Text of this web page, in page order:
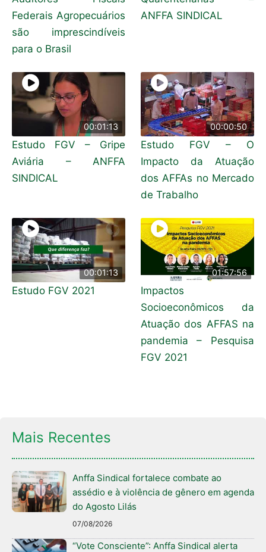
Federais Agropecuários
são imprescindíveis
para o Brasil
ANFFA SINDICAL
00:01:13
Estudo FGV – Gripe
Aviária – ANFFA
SINDICAL
00:00:50
Estudo FGV – O
Impacto da Atuação
dos AFFAs no Mercado
de Trabalho
00:01:13
Estudo FGV 2021
01:57:56
Impactos
Socioeconômicos da
Atuação dos AFFAS na
pandemia – Pesquisa
FGV 2021
Mais Recentes
Anffa Sindical fortalece combate ao
assédio e à violência de gênero em agenda
do Agosto Lilás
07/08/2026
“Vote Consciente”: Anffa Sindical alerta